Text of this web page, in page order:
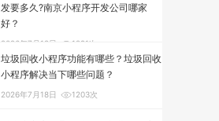
发要多久?南京小程序开发公司哪家
好？
2026年7月18日 1291次
垃圾回收小程序功能有哪些？垃圾回收
小程序解决当下哪些问题？
2026年7月18日 1203次